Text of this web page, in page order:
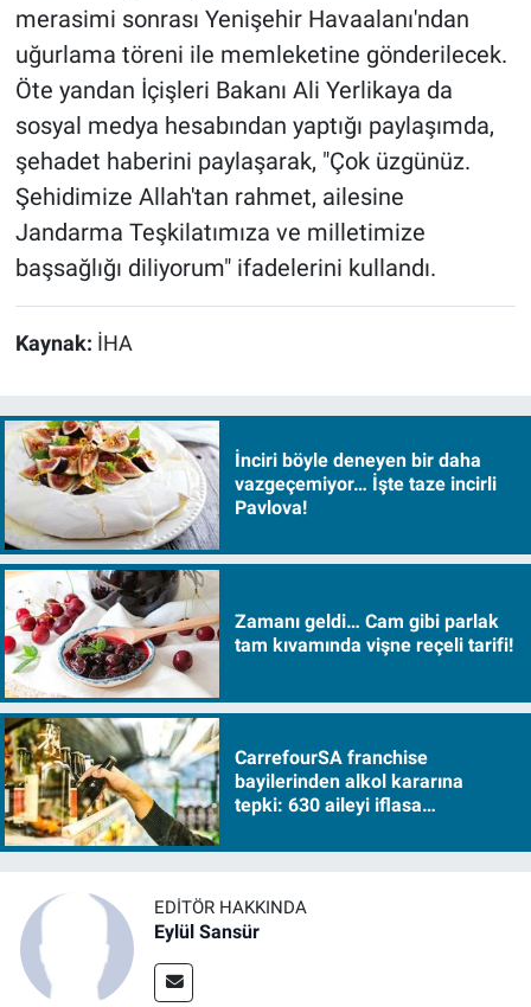
merasimi sonrası Yenişehir Havaalanı'ndan
uğurlama töreni ile memleketine gönderilecek.
Öte yandan İçişleri Bakanı Ali Yerlikaya da
sosyal medya hesabından yaptığı paylaşımda,
şehadet haberini paylaşarak, "Çok üzgünüz.
Şehidimize Allah'tan rahmet, ailesine
Jandarma Teşkilatımıza ve milletimize
başsağlığı diliyorum" ifadelerini kullandı.
Kaynak: İHA
İnciri böyle deneyen bir daha
vazgeçemiyor… İşte taze incirli
Pavlova!
Zamanı geldi… Cam gibi parlak
tam kıvamında vişne reçeli tarifi!
CarrefourSA franchise
bayilerinden alkol kararına
tepki: 630 aileyi iflasa
EDITÖR HAKKINDA
Eylül Sansür